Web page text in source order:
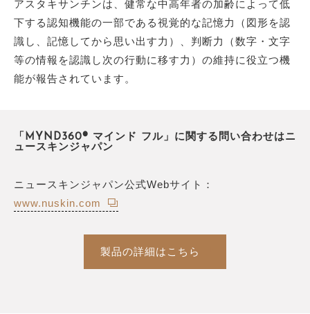
アスタキサンチンは、健常な中高年者の加齢によって低
下する認知機能の一部である視覚的な記憶力（図形を認
識し、記憶してから思い出す力）、判断力（数字・文字
等の情報を認識し次の行動に移す力）の維持に役立つ機
能が報告されています。
「MYND360® マインド フル」に関する問い合わせはニ
ュースキンジャパン
ニュースキンジャパン公式Webサイト：
www.nuskin.com
製品の詳細はこちら